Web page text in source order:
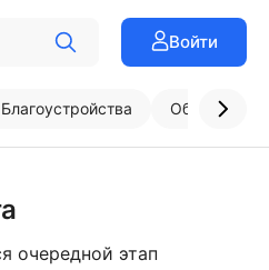
Войти
Благоустройства
очередной этап